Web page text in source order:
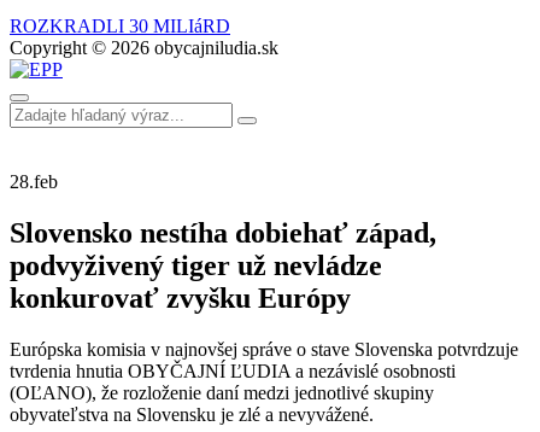
ROZKRADLI 30 MILIáRD
Copyright © 2026 obycajniludia.sk
28.feb
Slovensko nestíha dobiehať západ,
podvyživený tiger už nevládze
konkurovať zvyšku Európy
Európska komisia v najnovšej správe o stave Slovenska potvrdzuje
tvrdenia hnutia OBYČAJNÍ ĽUDIA a nezávislé osobnosti
(OĽANO), že rozloženie daní medzi jednotlivé skupiny
obyvateľstva na Slovensku je zlé a nevyvážené.